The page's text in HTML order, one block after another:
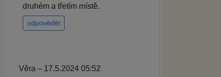
druhém a třetím místě.
odpovědět
Věra – 17.5.2024 05:52